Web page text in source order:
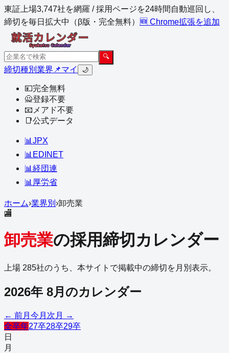
東証上場3,747社を網羅 / 採用ページを24時間自動巡回し、
締切を毎日拡大中（β版・完全無料）
🆕 Chrome拡張を追加
🔍
締切種別 業界 📌マイ 🌙
💴完全無料
🙅登録不要
📧 メアド不要
📑公式データ
📊 JPX
📊 EDINET
📊 経団連
📊 厚労省
ホーム›業界別 ›卸売業
🏬
卸売業の採用締切カレンダー
上場 285社のうち、本サイトで掲載中の締切を月別表示。
2026年 8月のカレンダー
← 前月 今月 次月 →
全卒年27卒28卒29卒
日
月